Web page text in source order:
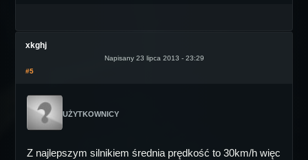
xkghj
Napisany 23 lipca 2013 - 23:29
#5
UŻYTKOWNICY
Z najlepszym silnikiem średnia prędkość to 30km/h więc